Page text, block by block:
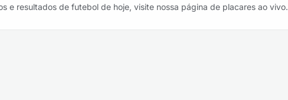
e resultados de futebol de hoje, visite nossa página de placares ao vivo.